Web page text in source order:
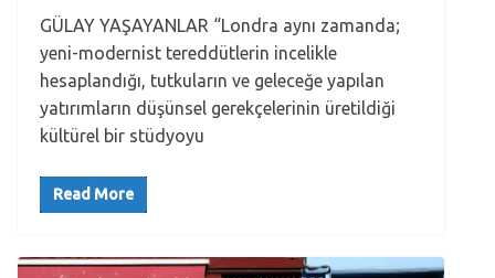
GÜLAY YAŞAYANLAR “Londra aynı zamanda;
yeni-modernist tereddütlerin incelikle
hesaplandığı, tutkuların ve geleceğe yapılan
yatırımların düşünsel gerekçelerinin üretildiği
kültürel bir stüdyoyu
Read More